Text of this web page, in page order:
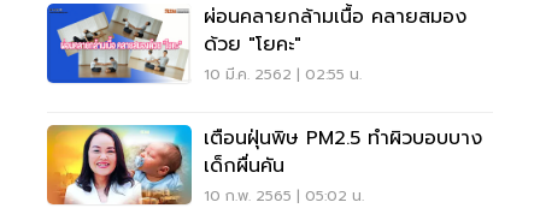
ผ่อนคลายกล้ามเนื้อ คลายสมอง
ด้วย "โยคะ"
10 มี.ค. 2562 | 02:55 น.
เตือนฝุ่นพิษ PM2.5 ทำผิวบอบบาง
เด็กผื่นคัน
10 ก.พ. 2565 | 05:02 น.